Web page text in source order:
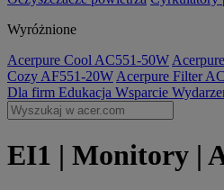
Wyróżnione
Acerpure Cool AC551-50W
Cozy AF551-20W Acerpure Filter
Dla firm Edukacja Wsparcie
EI1 | Monitory |